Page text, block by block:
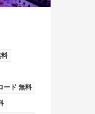
ード 無料